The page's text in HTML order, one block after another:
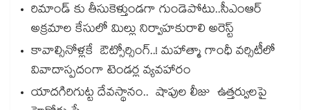
రిమాండ్ కు తీసుకెళ్తుండగా గుండెపోటు..సీఎంఆర్
అక్రమాల కేసులో మిల్లు నిర్వాహకురాలి అరెస్ట్
కావాల్సినోళ్లకే ఔట్సోర్సింగ్..! మహాత్మా గాంధీ వర్సిటీలో
వివాదాస్పదంగా టెండర్ల వ్యవహారం
యాదగిరిగుట్ట దేవస్థానం.. షాపుల లీజు ఉత్తర్వులపై